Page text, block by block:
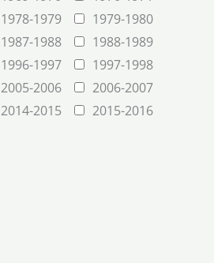
1978-1979
1979-1980
1987-1988
1988-1989
1996-1997
1997-1998
2005-2006
2006-2007
2014-2015
2015-2016